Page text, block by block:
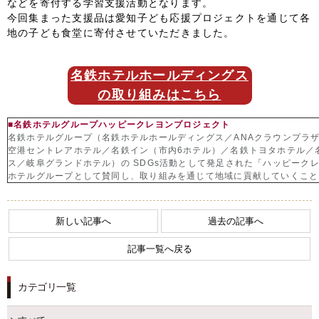
FOLLOW US
宿泊プラン一覧
レストラン予約
などを寄付する学習支援活動となります。
今回集まった支援品は愛知子ども応援プロジェクトを通じて各
地の子ども食堂に寄付させていただきました。
名鉄ホテルホールディングス
の取り組みはこちら
■名鉄ホテルグループハッピークレヨンプロジェクト
名鉄ホテルグループ（名鉄ホテルホールディングス／ANAクラウンプラ
空港セントレアホテル／名鉄イン（市内6ホテル）／名鉄トヨタホテル
ス／岐阜グランドホテル）の SDGs活動として発足された「ハッピーク
ホテルグループとして賛同し、取り組みを通じて地域に貢献していくこ
新しい記事へ
記事一覧へ戻る
過去の記事へ
カテゴリ一覧